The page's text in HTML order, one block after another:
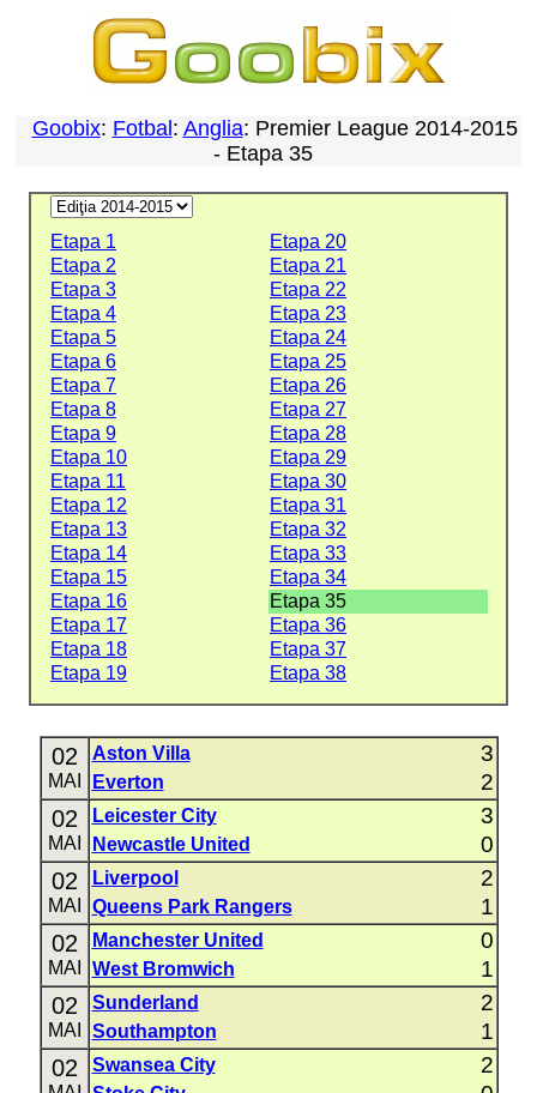
Goobix: Fotbal : Anglia: Premier League 2014-2015
- Etapa 35
Etapa 1
Etapa 20
Etapa 2
Etapa 21
Etapa 3
Etapa 22
Etapa 4
Etapa 23
Etapa 5
Etapa 24
Etapa 6
Etapa 25
Etapa 7
Etapa 26
Etapa 8
Etapa 27
Etapa 9
Etapa 28
Etapa 10
Etapa 29
Etapa 11
Etapa 30
Etapa 12
Etapa 31
Etapa 13
Etapa 32
Etapa 14
Etapa 33
Etapa 15
Etapa 34
Etapa 16
Etapa 35
Etapa 17
Etapa 36
Etapa 18
Etapa 37
Etapa 19
Etapa 38
02
MAI
Aston Villa 3
Everton 2
02
MAI
Leicester City 3
Newcastle United 0
02
MAI
Liverpool 2
Queens Park Rangers 1
02
MAI
Manchester United 0
West Bromwich 1
02
MAI
Sunderland 2
Southampton 1
02 Swansea City 2